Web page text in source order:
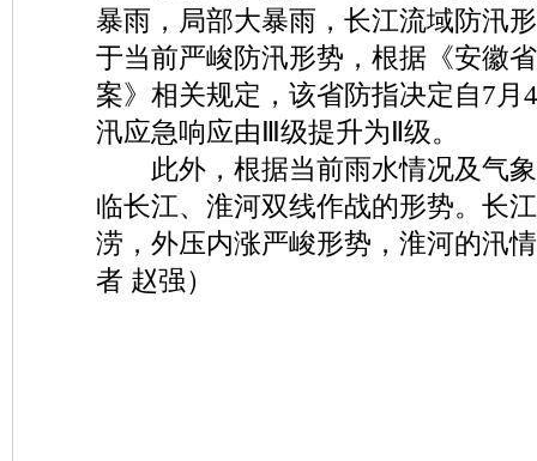
暴雨，局部大暴雨，长江流域防汛
于当前严峻防汛形势，根据《安徽
案》相关规定，该省防指决定自7月
汛应急响应由Ⅲ级提升为Ⅱ级。
此外，根据当前雨水情况及气象
临长江、淮河双线作战的形势。长
涝，外压内涨严峻形势，淮河的汛
者 赵强）